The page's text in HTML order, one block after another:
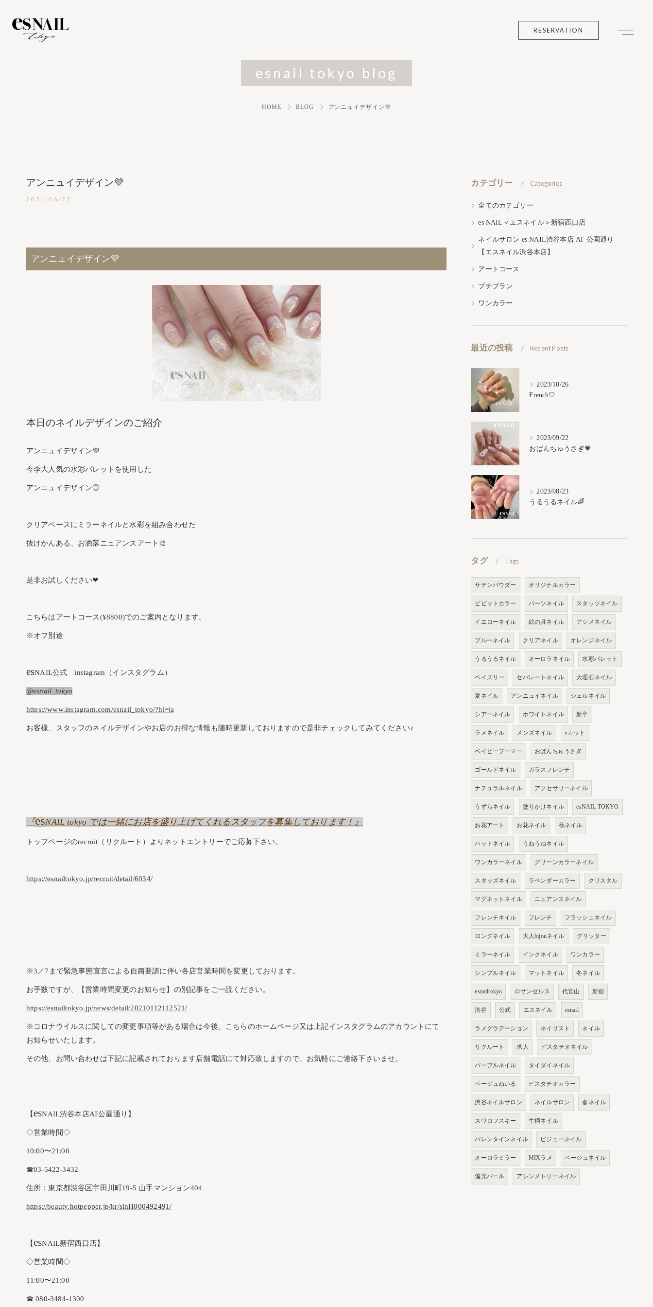
RESERVATION
esnail tokyo blog
HOME BLOG アンニュイデザイン💜
アンニュイデザイン💜
2021/06/22
アンニュイデザイン💜
本日のネイルデザインのご紹介
アンニュイデザイン💜
今季大人気の水彩パレットを使用した
アンニュイデザイン◎
クリアベースにミラーネイルと水彩を組み合わせた
抜けかんある、お洒落ニュアンスアート🎨
是非お試しください❤︎
こちらはアートコース(¥8800)でのご案内となります。
※オフ別途
esNAIL公式 instagram（インスタグラム）
@esnail_tokyo
https://www.instagram.com/esnail_tokyo/?hl=ja
お客様、スタッフのネイルデザインやお店のお得な情報も随時更新しておりますので是非チェックしてみてください♪
『esNAIL tokyo では一緒にお店を盛り上げてくれるスタッフを募集しております！』
トップページのrecruit（リクルート）よりネットエントリーでご応募下さい。
https://esnailtokyo.jp/recruit/detail/6034/
※3／7まで緊急事態宣言による自粛要請に伴い各店営業時間を変更しております。
お手数ですが、【営業時間変更のお知らせ】の別記事をご一読ください。
https://esnailtokyo.jp/news/detail/20210112112521/
※コロナウイルスに関しての変更事項等がある場合は今後、こちらのホームページ又は上記インスタグラムのアカウントにて
お知らせいたします。
その他、お問い合わせは下記に記載されております店舗電話にて対応致しますので、お気軽にご連絡下さいませ。
【esNAIL渋谷本店AT公園通り】
◇営業時間◇
10:00〜21:00
☎︎03-5422-3432
住所：東京都渋谷区宇田川町19-5 山手マンション404
https://beauty.hotpepper.jp/kr/slnH000492491/
【esNAIL新宿西口店】
◇営業時間◇
11:00〜21:00
☎︎ 080-3484-1300
カテゴリー Categories
全てのカテゴリー
es NAIL＜エスネイル＞新宿西口店
ネイルサロン es NAIL渋谷本店 AT 公園通り
【エスネイル渋谷本店】
アートコース
プチプラン
ワンカラー
最近の投稿 Recent Posts
2023/10/26
French🤍
2023/09/22
おぱんちゅうさぎ💗
2023/08/23
うるうるネイル🌈
タグ Tags
サテンパウダー オリジナルカラー
ビビットカラー パーツネイル スタッツネイル
イエローネイル 絵の具ネイル アシメネイル
ブルーネイル クリアネイル オレンジネイル
うるうるネイル オーロラネイル 水彩パレット
ペイズリー セパレートネイル 大理石ネイル
夏ネイル アンニュイネイル シェルネイル
シアーネイル ホワイトネイル 新卒
ラメネイル メンズネイル vカット
ベイビーブーマー おぱんちゅうさぎ
ゴールドネイル ガラスフレンチ
ナチュラルネイル アクセサリーネイル
うずらネイル 塗りかけネイル esNAIL TOKYO
お花アート お花ネイル 秋ネイル
ハットネイル うねうねネイル
ワンカラーネイル グリーンカラーネイル
スタッズネイル ラベンダーカラー クリスタル
マグネットネイル ニュアンスネイル
フレンチネイル フレンチ フラッシュネイル
ロングネイル 大人bijouネイル グリッター
ミラーネイル インクネイル ワンカラー
シンプルネイル マットネイル 冬ネイル
esnailtokyo ロサンゼルス 代官山 新宿
渋谷 公式 エスネイル esnail
ラメグラデーション ネイリスト ネイル
リクルート 求人 ピスタチオネイル
パープルネイル タイダイネイル
ベージュねいる ピスタチオカラー
渋谷ネイルサロン ネイルサロン 春ネイル
スワロフスキー 牛柄ネイル
バレンタインネイル ビジューネイル
オーロラミラー MIXラメ ベージュネイル
偏光パール アシンメトリーネイル